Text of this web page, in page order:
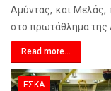
Αμύντας, και Μελάς,
στο πρωτάθλημα της
Read more...
ΕΣΚΑ